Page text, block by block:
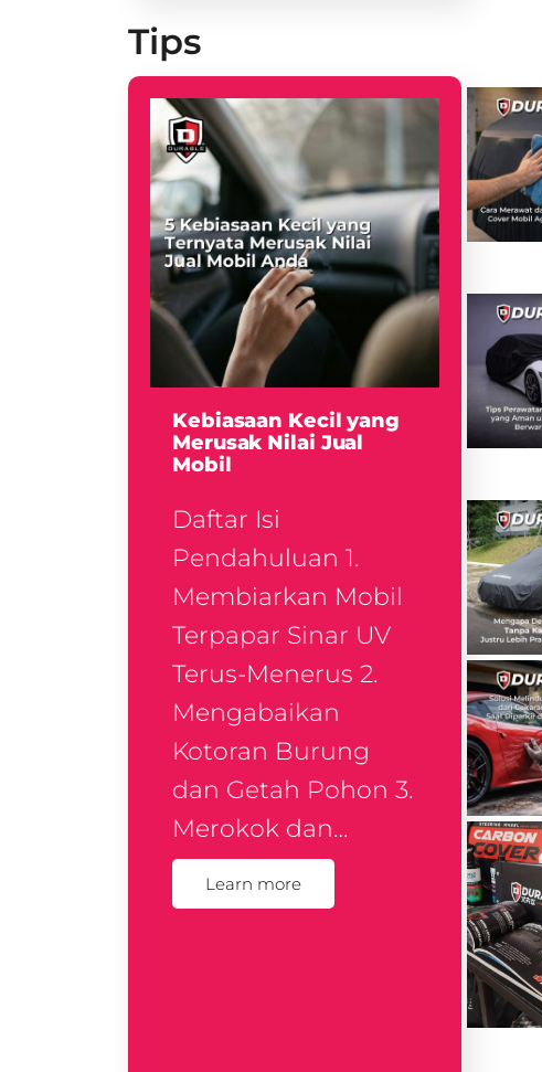
Tips
Kebiasaan Kecil yang
Merusak Nilai Jual
Mobil
Daftar Isi
Pendahuluan 1.
Membiarkan Mobil
Terpapar Sinar UV
Terus-Menerus 2.
Mengabaikan
Kotoran Burung
dan Getah Pohon 3.
Merokok dan…
Learn more